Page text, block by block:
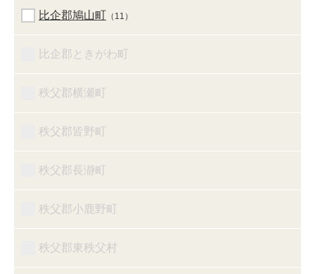
比企郡鳩山町 （11）
比企郡ときがわ町
秩父郡横瀬町
秩父郡皆野町
秩父郡長瀞町
秩父郡小鹿野町
秩父郡東秩父村